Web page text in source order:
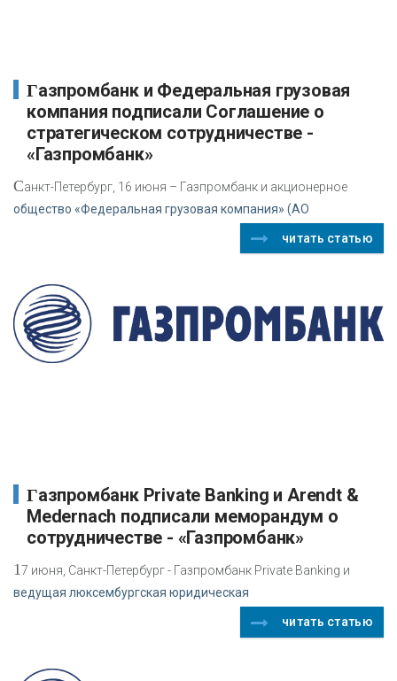
Газпромбанк и Федеральная грузовая
компания подписали Соглашение о
стратегическом сотрудничестве -
«Газпромбанк»
Санкт-Петербург, 16 июня – Газпромбанк и акционерное
общество «Федеральная грузовая компания» (АО
читать статью
Газпромбанк Private Banking и Arendt &
Medernach подписали меморандум о
сотрудничестве - «Газпромбанк»
17 июня, Санкт-Петербург - Газпромбанк Private Banking и
ведущая люксембургская юридическая
читать статью